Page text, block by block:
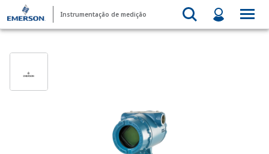
Instrumentação de medição